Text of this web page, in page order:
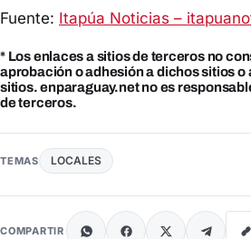
Fuente: Itapúa Noticias –
* Los enlaces a sitios de terceros no
aprobación o adhesión a dichos sitios o
sitios. enparaguay.net no es
de terceros.
TEMAS LOCALES
COMPARTIR